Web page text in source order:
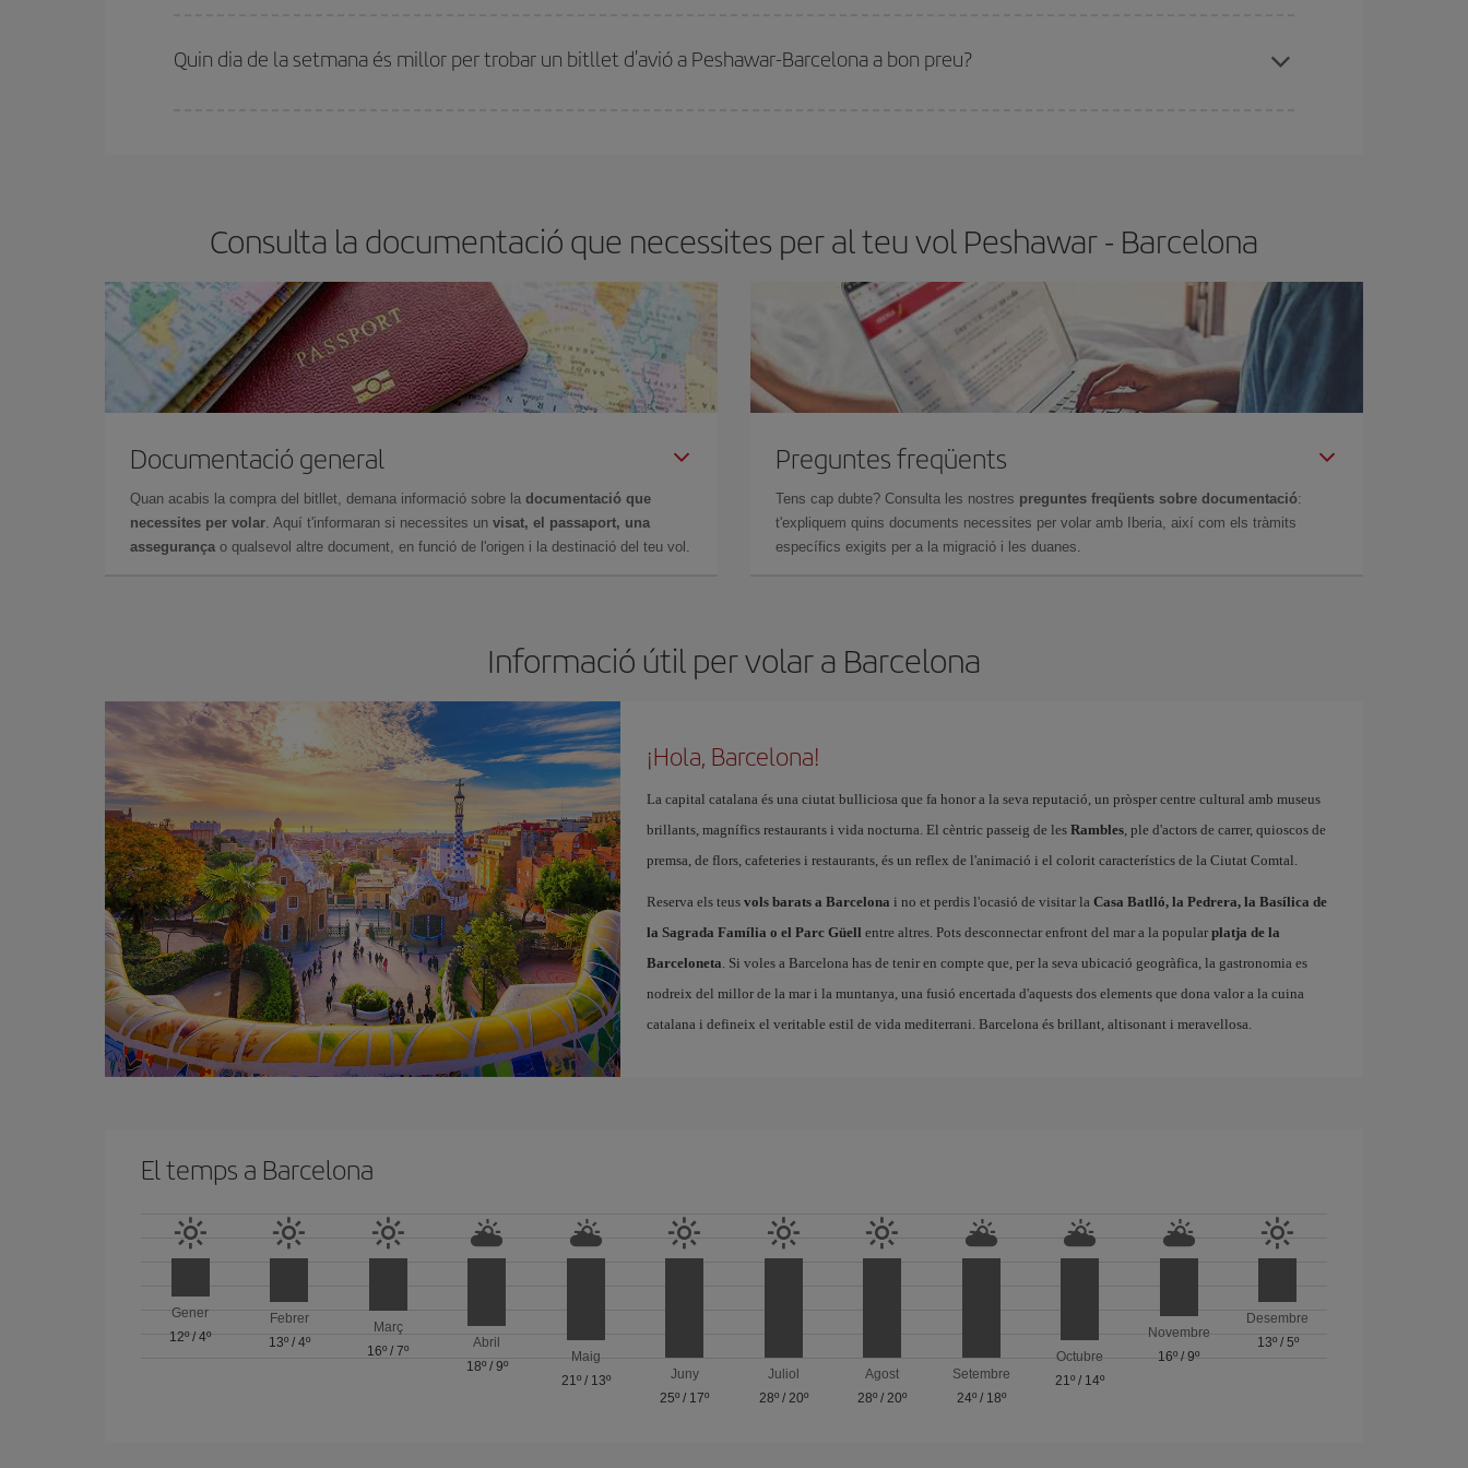
Quin dia de la setmana és millor per trobar un bitllet d'avió a Peshawar-Barcelona a bon preu?
Consulta la documentació que necessites per al teu vol Peshawar - Barcelona
Documentació general
Quan acabis la compra del bitllet, demana informació sobre la documentació que
necessites per volar. Aquí t'informaran si necessites un visat, el passaport, una
assegurança o qualsevol altre document, en funció de l'origen i la destinació del teu vol.
Preguntes freqüents
Tens cap dubte? Consulta les nostres preguntes freqüents sobre documentació:
t'expliquem quins documents necessites per volar amb Iberia, així com els tràmits
específics exigits per a la migració i les duanes.
Informació útil per volar a Barcelona
¡Hola, Barcelona!
La capital catalana és una ciutat bulliciosa que fa honor a la seva reputació, un pròsper centre cultural amb museus
brillants, magnífics restaurants i vida nocturna. El cèntric passeig de les Rambles, ple d'actors de carrer, quioscos de
premsa, de flors, cafeteries i restaurants, és un reflex de l'animació i el colorit característics de la Ciutat Comtal.
Reserva els teus vols barats a Barcelona i no et perdis l'ocasió de visitar la Casa Batlló, la Pedrera, la Basílica de
la Sagrada Família o el Parc Güell entre altres. Pots desconnectar enfront del mar a la popular platja de la
Barceloneta. Si voles a Barcelona has de tenir en compte que, per la seva ubicació geogràfica, la gastronomia es
nodreix del millor de la mar i la muntanya, una fusió encertada d'aquests dos elements que dona valor a la cuina
catalana i defineix el veritable estil de vida mediterrani. Barcelona és brillant, altisonant i meravellosa.
El temps a Barcelona
Gener
12º/4º
Febrer
13º/ 4º
Març
16º /7º
Abril
18º/ 9º
Maig
21º/ 13º
Juny
25º / 17º
Juliol
28º/ 20º
Agost
28º /20º
Setembre
24º/ 18º
Octubre
21º / 14º
Novembre
16º /9º
Desembre
13º/ 5º